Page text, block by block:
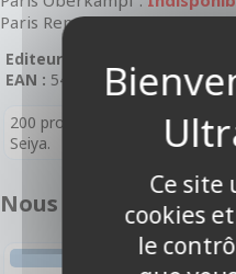
Paris Rennes-Raspail :
Editeur :
EAN : 5453003573845
200 protèges cartes format
Seiya.
Nous vous
GESTION
Ce site
cookies
le